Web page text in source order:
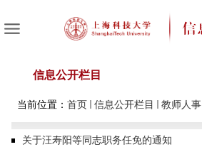
信息公开栏目
当前位置： 首页 信息公开栏目 教师人事
关于汪寿阳等同志职务任免的通知